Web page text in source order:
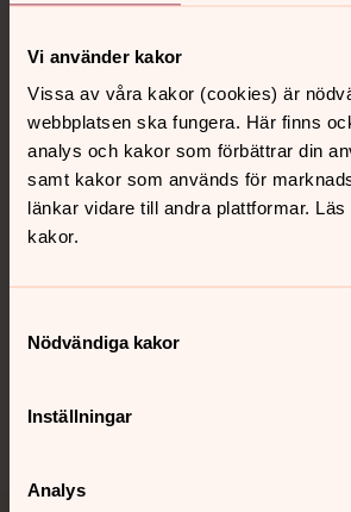
Vi använder kakor
Vissa av våra kakor (cookies) är
webbplatsen ska fungera. Här finns
analys och kakor som förbättrar din
samt kakor som används för
länkar vidare till andra plattformar.
kakor.
Nödvändiga kakor
Inställningar
Analys
Kontakt
Kalender
Sociala kanaler